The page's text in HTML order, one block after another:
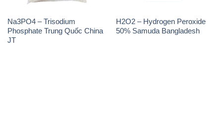
Na3PO4 – Trisodium
Phosphate Trung Quốc China
JT
H2O2 – Hydrogen Peroxide
50% Samuda Bangladesh